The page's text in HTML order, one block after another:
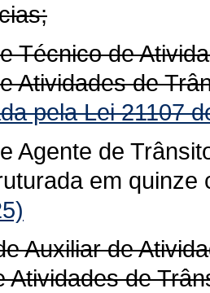
Técnico de
Atividades de
pela Lei 21107
Agente de
em quinze
Auxiliar de
Atividades de